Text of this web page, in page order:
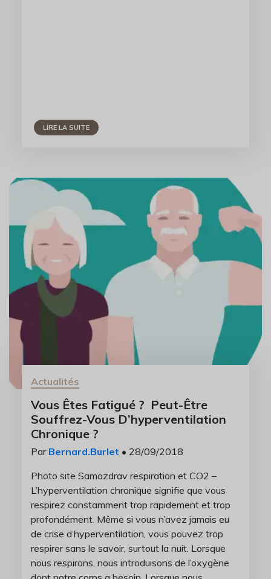
LIRE LA SUITE
Actualités
Vous Êtes Fatigué ? Peut-Être
Souffrez-Vous D’hyperventilation
Chronique ?
Par Bernard.Burlet • 28/09/2018
Photo site Samozdrav respiration et CO2 –
L’hyperventilation chronique signifie que vous
respirez constamment trop rapidement et trop
profondément. Même si vous n’avez jamais eu
de crise d’hyperventilation, vous pouvez trop
respirer sans le savoir, surtout la nuit. Lorsque
nous respirons, nous introduisons de l’oxygène